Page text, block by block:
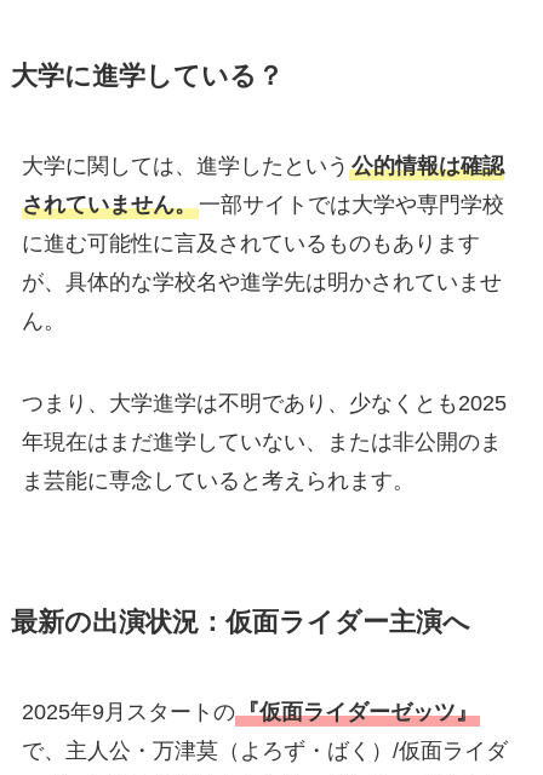
大学に進学している？
大学に関しては、進学したという 公的情報は確認
されていません。一部サイトでは大学や専門学校
に進む可能性に言及されているものもあります
が、具体的な学校名や進学先は明かされていませ
ん。
つまり、大学進学は不明であり、少なくとも2025
年現在はまだ進学していない、または非公開のま
ま芸能に専念していると考えられます。
最新の出演状況：仮面ライダー主演へ
2025年9月スタートの『仮面ライダーゼッツ』
で、主人公・万津莫（よろず・ばく）/仮面ライダ